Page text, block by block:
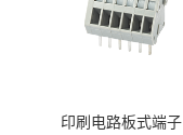
印刷电路板式端子